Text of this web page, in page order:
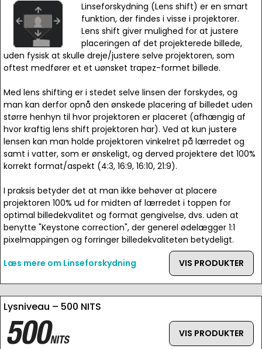
Linseforskydning (Lens shift) er en smart
funktion, der findes i visse i projektorer.
Lens shift giver mulighed for at justere
placeringen af det projekterede billede,
uden fysisk at skulle dreje/justere selve projektoren, som
oftest medfører et et uønsket trapez-formet billede.
Med lens shifting er i stedet selve linsen der forskydes, og
man kan derfor opnå den ønskede placering af billedet uden
større henhyn til hvor projektoren er placeret (afhængig af
hvor kraftig lens shift projektoren har). Ved at kun justere
lensen kan man holde projektoren vinkelret på lærredet og
samt i vatter, som er ønskeligt, og derved projektere det 100%
korrekt format/aspekt (4:3, 16:9, 16:10, 21:9).
I praksis betyder det at man ikke behøver at placere
projektoren 100% ud for midten af lærredet i toppen for
optimal billedekvalitet og format gengivelse, dvs. uden at
benytte "Keystone correction", der generel ødelægger 1:1
pixelmappingen og forringer billedekvaliteten betydeligt.
Læs mere om Linseforskydning
VIS PRODUKTER
Lysniveau – 500 NITS
VIS PRODUKTER